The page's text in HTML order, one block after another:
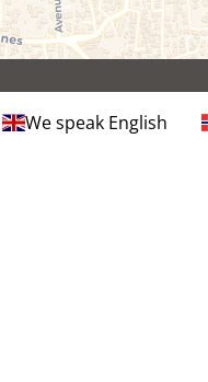
We speak English